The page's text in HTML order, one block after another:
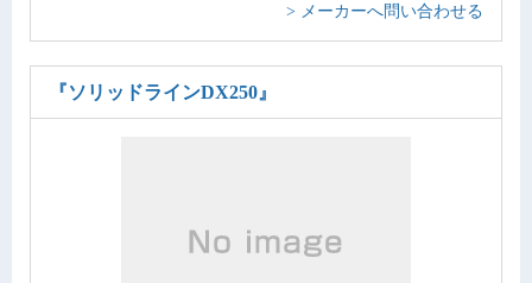
> メーカーへ問い合わせる
『ソリッドラインDX250』